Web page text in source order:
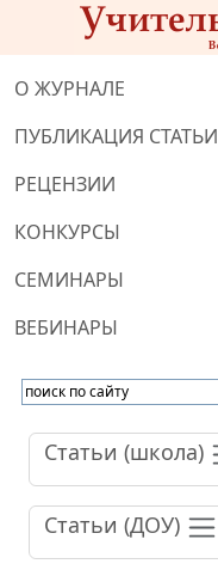
О ЖУРНАЛЕ
ПУБЛИКАЦИЯ СТАТЬИ
РЕЦЕНЗИИ
КОНКУРСЫ
СЕМИНАРЫ
ВЕБИНАРЫ
Статьи (школа)
Статьи (ДОУ)